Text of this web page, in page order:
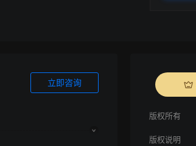
立即咨询
版权所有
版权说明